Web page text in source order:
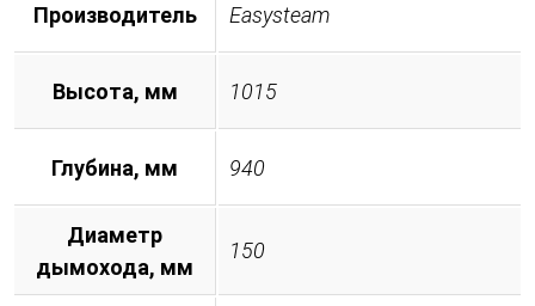
Производитель Easysteam
Высота, мм 1015
Глубина, мм 940
Диаметр
дымохода, мм
150